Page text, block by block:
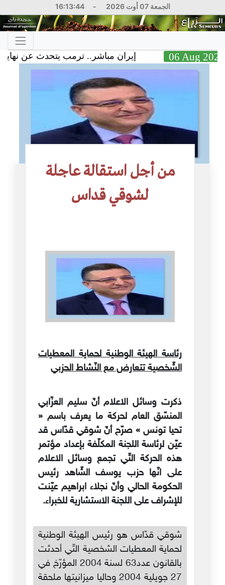
الجمعة 07 أوت 2026 -
16:13:45
إيران مباشر.. ترمب يتحدث عن نهاية 06
من أجل استقالة عاجلة
لشوقي قداس
رئاسة الهيئة الوطنية لحماية المعطيات
الشّخصية تتعارض مع النّشاط الحزبي
ذكرت وسائل الاعلام أنّ سليم العزّابي
المنسّق العام لحركة ما يعرف باسم «
تحيا تونس » صرّح أنّ شوقي قدّاس قد
عيّن لرئاسة اللجنة المكلّفة بإعداد مؤتمر
هذه الحركة التّي تجمع وسائل الاعلام
على انّها حزب يوسف الشّاهد رئيس
الحكومة الحالي وأنّ نجلاء ابراهيم عيّنت
للإشراف على اللجنة الاستشارية للخبراء.
شوقي قدّاس هو رئيس الهيئة الوطنية
لحماية المعطيات الشخصية التّي أحدثت
بالقانون عدد63 لسنة 2004 المؤرّخ في
27 جويلية 2004 وحاليا ميزانيتها ملحقة